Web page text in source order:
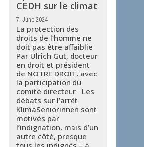
CEDH sur le climat
7. June 2024
La protection des
droits de l’homme ne
doit pas être affaiblie
Par Ulrich Gut, docteur
en droit et président
de NOTRE DROIT, avec
la participation du
comité directeur Les
débats sur l’arrêt
KlimaSeniorinnen sont
motivés par
l’indignation, mais d’un
autre côté, presque